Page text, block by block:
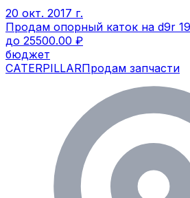
20 окт. 2017 г.
Продам опорный каток на d9r
до 25500.00 ₽
бюджет
CATERPILLARПродам запчасти